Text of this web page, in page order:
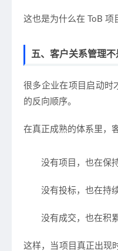
这也是为什么在 ToB 项
五、客户关系管理
很多企业在项目启动时
的反向顺序。
在真正成熟的体系里，
没有项目，也在保
没有投标，也在持
没有成交，也在积
这样，当项目真正出现